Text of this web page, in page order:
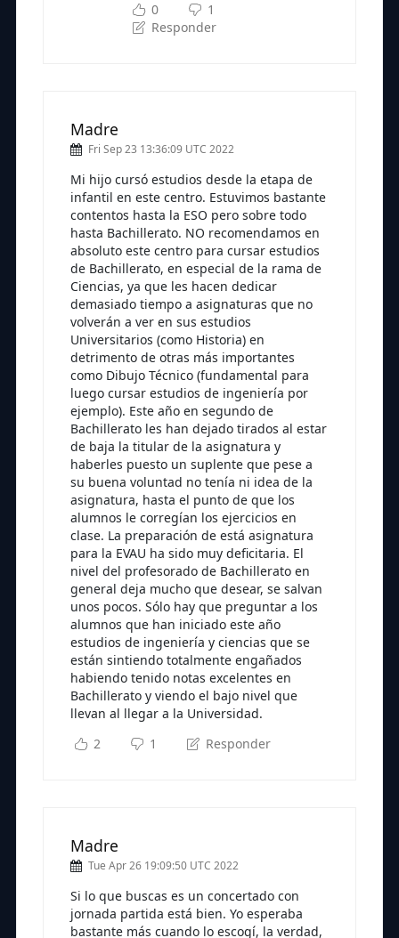
0
1
Responder
Madre
Fri Sep 23 13:36:09 UTC 2022
Mi hijo cursó estudios desde la etapa de
infantil en este centro. Estuvimos bastante
contentos hasta la ESO pero sobre todo
hasta Bachillerato. NO recomendamos en
absoluto este centro para cursar estudios
de Bachillerato, en especial de la rama de
Ciencias, ya que les hacen dedicar
demasiado tiempo a asignaturas que no
volverán a ver en sus estudios
Universitarios (como Historia) en
detrimento de otras más importantes
como Dibujo Técnico (fundamental para
luego cursar estudios de ingeniería por
ejemplo). Este año en segundo de
Bachillerato les han dejado tirados al estar
de baja la titular de la asignatura y
haberles puesto un suplente que pese a
su buena voluntad no tenía ni idea de la
asignatura, hasta el punto de que los
alumnos le corregían los ejercicios en
clase. La preparación de está asignatura
para la EVAU ha sido muy deficitaria. El
nivel del profesorado de Bachillerato en
general deja mucho que desear, se salvan
unos pocos. Sólo hay que preguntar a los
alumnos que han iniciado este año
estudios de ingeniería y ciencias que se
están sintiendo totalmente engañados
habiendo tenido notas excelentes en
Bachillerato y viendo el bajo nivel que
llevan al llegar a la Universidad.
2
1 Responder
Madre
Tue Apr 26 19:09:50 UTC 2022
Si lo que buscas es un concertado con
jornada partida está bien. Yo esperaba
bastante más cuando lo escogí, la verdad,